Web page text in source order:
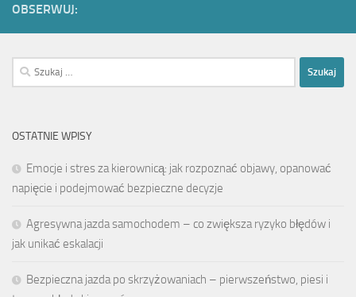
OBSERWUJ:
Szukaj:
OSTATNIE WPISY
Emocje i stres za kierownicą: jak rozpoznać objawy, opanować
napięcie i podejmować bezpieczne decyzje
Agresywna jazda samochodem – co zwiększa ryzyko błędów i
jak unikać eskalacji
Bezpieczna jazda po skrzyżowaniach – pierwszeństwo, piesi i